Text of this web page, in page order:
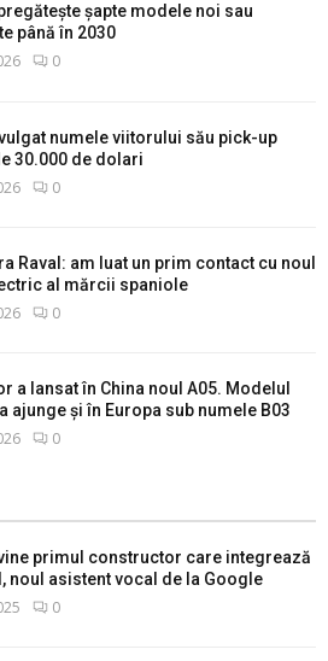
șapte modele noi sau
până în 2030
0
numele viitorului său pick-up
30.000 de dolari
0
Raval: am luat un prim contact cu noul
al mărcii spaniole
0
a lansat în China noul A05. Modelul
ajunge și în Europa sub numele B03
0
primul constructor care integrează
noul asistent vocal de la Google
0